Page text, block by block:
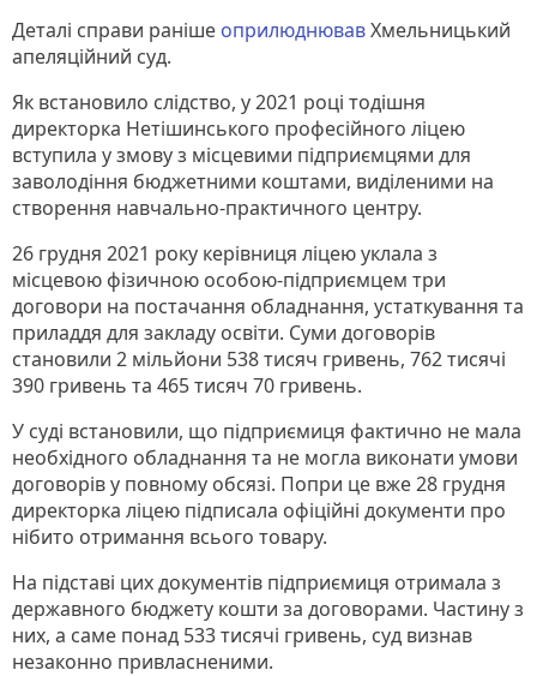
Деталі справи раніше оприлюднювавХмельницький
апеляційний суд.
Як встановило слідство, у 2021 році тодішня
директорка Нетішинського професійного ліцею
вступила у змову з місцевими підприємцями для
заволодіння бюджетними коштами, виділеними на
створення навчально-практичного центру.
26 грудня 2021 року керівниця ліцею уклала з
місцевою фізичною особою-підприємцем три
договори на постачання обладнання, устаткування та
приладдя для закладу освіти. Суми договорів
становили 2 мільйони 538 тисяч гривень, 762 тисячі
390 гривень та 465 тисяч 70 гривень.
У суді встановили, що підприємиця фактично не мала
необхідного обладнання та не могла виконати умови
договорів у повному обсязі. Попри це вже 28 грудня
директорка ліцею підписала офіційні документи про
нібито отримання всього товару.
На підставі цих документів підприємиця отримала з
державного бюджету кошти за договорами. Частину з
них, а саме понад 533 тисячі гривень, суд визнав
незаконно привласненими.